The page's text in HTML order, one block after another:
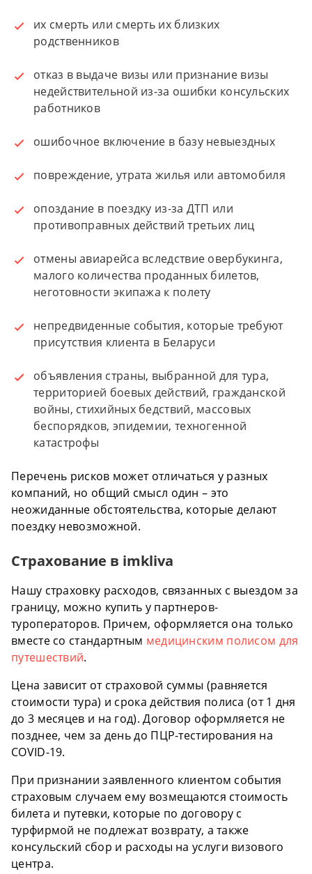
их смерть или смерть их близких
родственников
отказ в выдаче визы или признание визы
недействительной из-за ошибки консульских
работников
ошибочное включение в базу невыездных
повреждение, утрата жилья или автомобиля
опоздание в поездку из-за ДТП или
противоправных действий третьих лиц
отмены авиарейса вследствие овербукинга,
малого количества проданных билетов,
неготовности экипажа к полету
непредвиденные события, которые требуют
присутствия клиента в Беларуси
объявления страны, выбранной для тура,
территорией боевых действий, гражданской
войны, стихийных бедствий, массовых
беспорядков, эпидемии, техногенной
катастрофы
Перечень рисков может отличаться у разных
компаний, но общий смысл один – это
неожиданные обстоятельства, которые делают
поездку невозможной.
Страхование в imkliva
Нашу страховку расходов, связанных с выездом за
границу, можно купить у партнеров-
туроператоров. Причем, оформляется она только
вместе со стандартным медицинским полисом для
путешествий.
Цена зависит от страховой суммы (равняется
стоимости тура) и срока действия полиса (от 1 дня
до 3 месяцев и на год). Договор оформляется не
позднее, чем за день до ПЦР-тестирования на
COVID-19.
При признании заявленного клиентом события
страховым случаем ему возмещаются стоимость
билета и путевки, которые по договору с
турфирмой не подлежат возврату, а также
консульский сбор и расходы на услуги визового
центра.